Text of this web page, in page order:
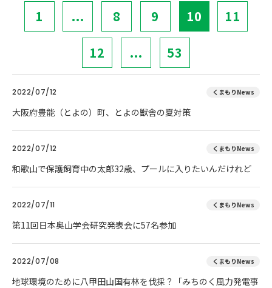
1 ... 8 9 10 11
12 ... 53
2022/07/12 くまもりNews
大阪府豊能（とよの）町、とよの獣舎の夏対策
2022/07/12 くまもりNews
和歌山で保護飼育中の太郎32歳、プールに入りたいんだけれど
2022/07/11 くまもりNews
第11回日本奥山学会研究発表会に57名参加
2022/07/08 くまもりNews
地球環境のために八甲田山国有林を伐採？「みちのく風力発電事